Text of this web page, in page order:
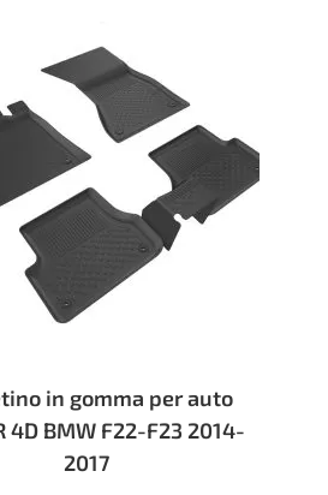
in gomma per auto
4D BMW F22-F23 2014-
2017